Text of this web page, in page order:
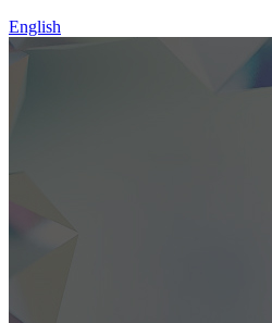
English